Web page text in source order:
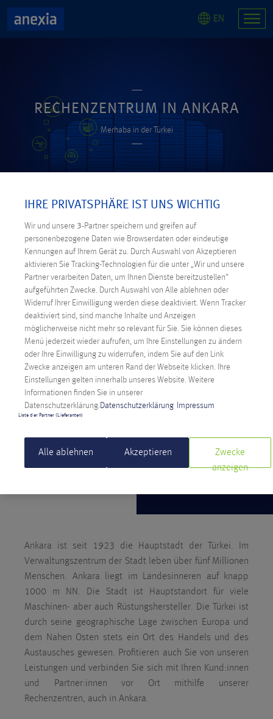
EN
RECHENZENTRUM IN ANKARA
Merhaba in der Türkei
Ankara ist seit 1923 die Hauptstadt der Türkei. Im
Verwaltungszentrum der Stadt leben über fünf Millionen
Menschen. Ankara liegt im Landesinneren auf knapp
1000 m NN. Die Stadt ist Hauptstandort für viele
Maschinen- aber auch Rüstungshersteller. Die Türkei ist
durch seine geographische Lage zwischen Europa und
dem Nahen Osten stets ein Ort des Handels und des
Austausches gewesen. Profitieren auch Sie von unseren
Leistungen und verbinden Sie sich mit Ihren Kund:innen
und Partner:innen vor Ort mithilfe unserer
Rechenzentren, auch in Ankara.
IHRE PRIVATSPHÄRE IST UNS WICHTIG
Wir und unsere 3-Partner speichern und greifen auf
personenbezogene Daten wie Browserdaten oder eindeutige
Kennungen auf Ihrem Gerät zu. Durch Auswahl von Akzeptieren
aktivieren Sie Tracking-Technologien für die unter „Wir und unsere
Partner verarbeiten Daten, um Ihnen Dienste bereitzustellen“
aufgeführten Zwecke. Durch Auswahl von Alle ablehnen oder
Widerruf Ihrer Einwilligung werden diese deaktiviert. Wenn Tracker
deaktiviert sind, sind manche Inhalte und Anzeigen
möglicherweise nicht mehr so relevant für Sie. Sie können dieses
Menü jederzeit wieder aufrufen, um Ihre Einstellungen zu ändern
oder Ihre Einwilligung zu widerrufen, indem Sie auf den Link
Zwecke anzeigen am unteren Rand der Webseite klicken. Ihre
Einstellungen gelten innerhalb unseres Website. Weitere
Informationen finden Sie in unserer
Datenschutzerklärung. Datenschutzerklärung Impressum
Liste der Partner (Lieferanten)
Alle ablehnen Akzeptieren
Zwecke
anzeigen